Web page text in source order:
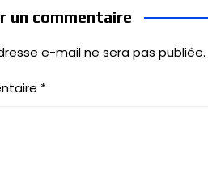
un commentaire
e-mail ne sera pas publiée.
*